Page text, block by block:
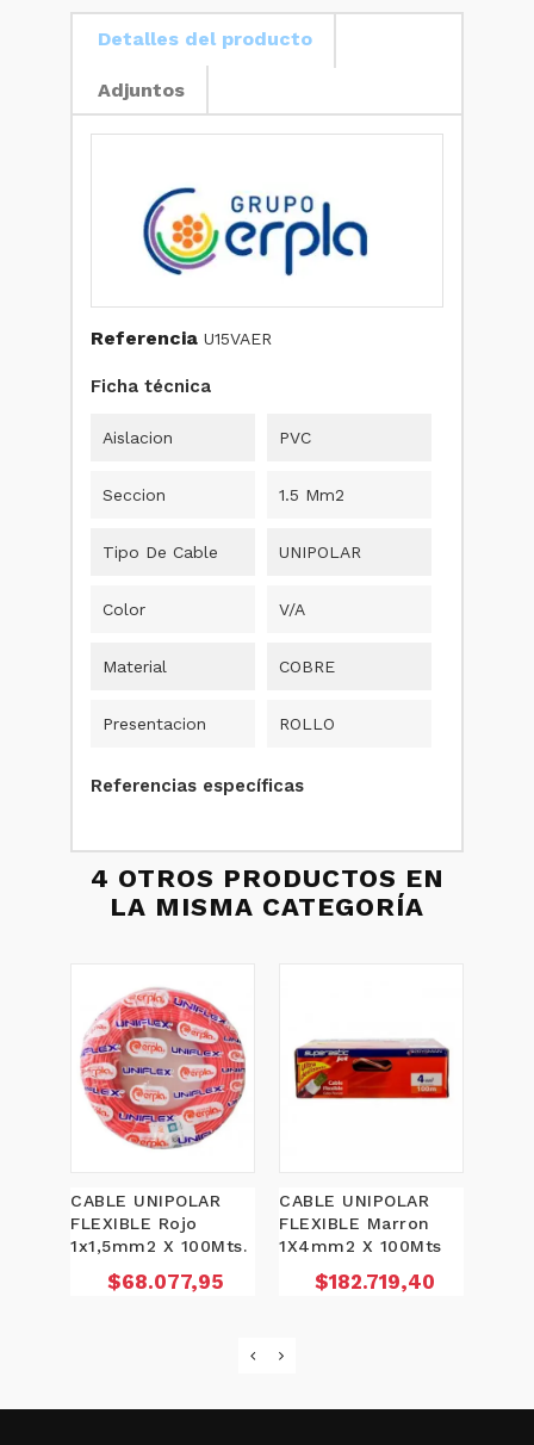
Detalles del producto
Adjuntos
Referencia U15VAER
Ficha técnica
Aislacion PVC
Seccion 1.5 Mm2
Tipo De Cable UNIPOLAR
Color V/A
Material COBRE
Presentacion ROLLO
Referencias específicas
4 OTROS PRODUCTOS EN
LA MISMA CATEGORÍA
CABLE UNIPOLAR
FLEXIBLE Rojo
1x1,5mm2 X 100Mts.
Precio
$68.077,95
CABLE UNIPOLAR
FLEXIBLE Marron
1X4mm2 X 100Mts
Precio
$182.719,40